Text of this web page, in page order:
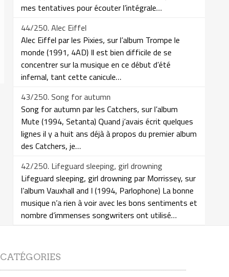
mes tentatives pour écouter l’intégrale…
44/250. Alec Eiffel
Alec Eiffel par les Pixies, sur l’album Trompe le
monde (1991, 4AD) Il est bien difficile de se
concentrer sur la musique en ce début d’été
infernal, tant cette canicule…
43/250. Song for autumn
Song for autumn par les Catchers, sur l’album
Mute (1994, Setanta) Quand j’avais écrit quelques
lignes il y a huit ans déjà à propos du premier album
des Catchers, je…
42/250. Lifeguard sleeping, girl drowning
Lifeguard sleeping, girl drowning par Morrissey, sur
l’album Vauxhall and I (1994, Parlophone) La bonne
musique n’a rien à voir avec les bons sentiments et
nombre d’immenses songwriters ont utilisé…
CATÉGORIES